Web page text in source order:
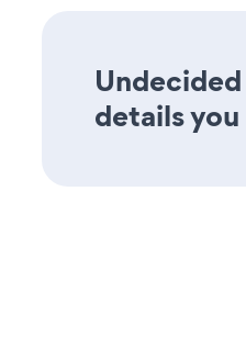
details